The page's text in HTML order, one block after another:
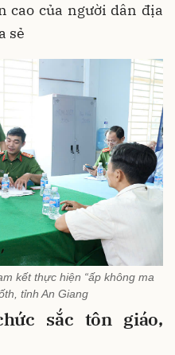
cao của người dân địa
sẻ
kết thực hiện “ấp không ma
tỉnh An Giang
sắc tôn giáo,